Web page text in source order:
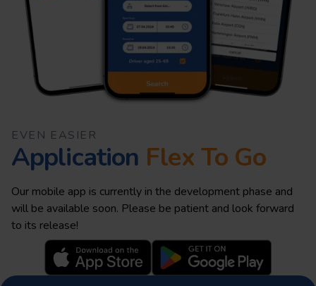
EVEN EASIER
Application Flex To Go
Our mobile app is currently in the development phase and
will be available soon. Please be patient and look forward
to its release!